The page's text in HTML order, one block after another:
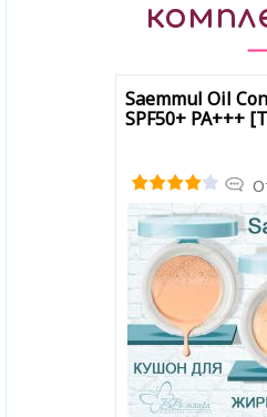
Saemmul Oil
SPF50+ PA+++